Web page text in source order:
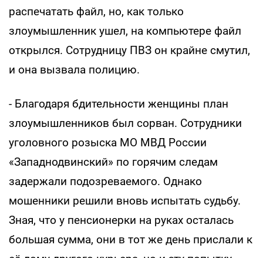
распечатать файл, но, как только
злоумышленник ушел, на компьютере файл
открылся. Сотрудницу ПВЗ он крайне смутил,
и она вызвала полицию.
- Благодаря бдительности женщины план
злоумышленников был сорван. Сотрудники
уголовного розыска МО МВД России
«Западнодвинский» по горячим следам
задержали подозреваемого. Однако
мошенники решили вновь испытать судьбу.
Зная, что у пенсионерки на руках осталась
большая сумма, они в тот же день прислали к